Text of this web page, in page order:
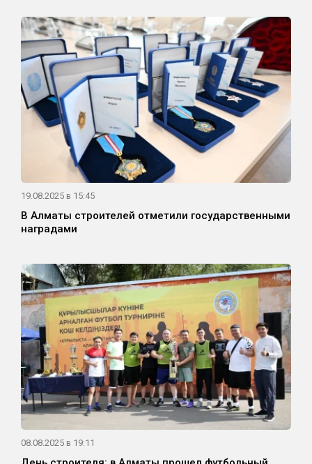
19.08.2025 в 15:45
В Алматы строителей отметили государственными
наградами
08.08.2025 в 19:11